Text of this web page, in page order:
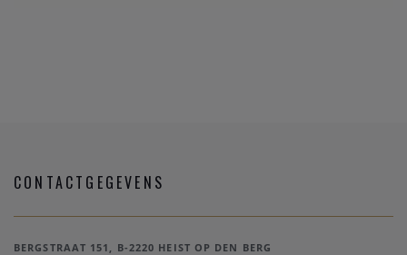
CONTACTGEGEVENS
BERGSTRAAT 151, B-2220 HEIST OP DEN BERG